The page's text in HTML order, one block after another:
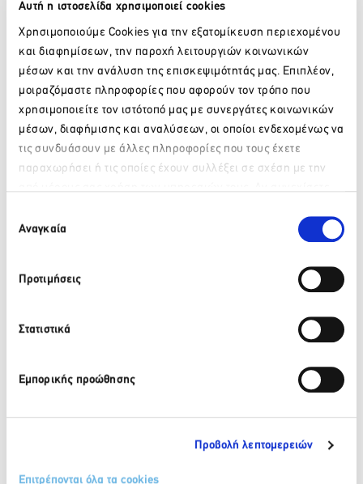
Αυτή η ιστοσελίδα χρησιμοποιεί cookies
Χρησιμοποιούμε Cookies για την εξατομίκευση περιεχομένου
και διαφημίσεων, την παροχή λειτουργιών κοινωνικών
μέσων και την ανάλυση της επισκεψιμότητάς μας. Επιπλέον,
μοιραζόμαστε πληροφορίες που αφορούν τον τρόπο που
χρησιμοποιείτε τον ιστότοπό μας με συνεργάτες κοινωνικών
μέσων, διαφήμισης και αναλύσεων, οι οποίοι ενδεχομένως να
τις συνδυάσουν με άλλες πληροφορίες που τους έχετε
παραχωρήσει ή τις οποίες έχουν συλλέξει σε σχέση με την
των Cookies μας.
συγκατάθεσης
Αναγκαία
Προτιμήσεις
Στατιστικά
Εμπορικής προώθησης
Προβολή λεπτομερειών
Επιτρέπονται όλα τα cookies
Πίσω
ΒΙΚΟΣ: Το φυσικό μεταλλικό νερό ΒΙΚΟΣ στο πλευρό της
αθλήτριας Γεωργίας Δαμασιώτη